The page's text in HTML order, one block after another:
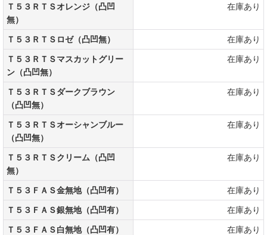
Ｔ５３ＲＴＳオレンジ（凸凹
無）
在庫あり
Ｔ５３ＲＴＳロゼ（凸凹無）
在庫あり
Ｔ５３ＲＴＳマスカットグリー
ン（凸凹無）
在庫あり
Ｔ５３ＲＴＳダークブラウン
（凸凹無）
在庫あり
Ｔ５３ＲＴＳオーシャンブルー
（凸凹無）
在庫あり
Ｔ５３ＲＴＳクリーム（凸凹
無）
在庫あり
Ｔ５３ＦＡＳ金無地（凸凹有）
在庫あり
Ｔ５３ＦＡＳ銀無地（凸凹有）
在庫あり
Ｔ５３ＦＡＳ白無地（凸凹有）
在庫あり